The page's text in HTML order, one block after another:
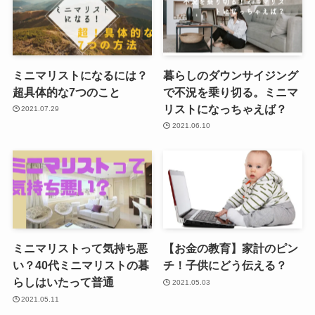
ミニマリストになるには？
超具体的な7つのこと
2021.07.29
暮らしのダウンサイジング
で不況を乗り切る。ミニマ
リストになっちゃえば？
2021.06.10
ミニマリストって気持ち悪
い？40代ミニマリストの暮
らしはいたって普通
2021.05.11
【お金の教育】家計のピン
チ！子供にどう伝える？
2021.05.03